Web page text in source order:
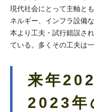
現代社会にとって主軸と
ネルギー、インフラ設備
本より工夫・試行錯誤さ
ている。多くその工夫は
来年
2023年